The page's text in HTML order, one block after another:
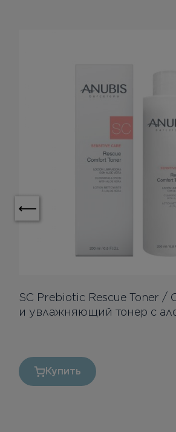
SC Prebiotic Rescue Toner
и увлажняющий тонер с
Купить